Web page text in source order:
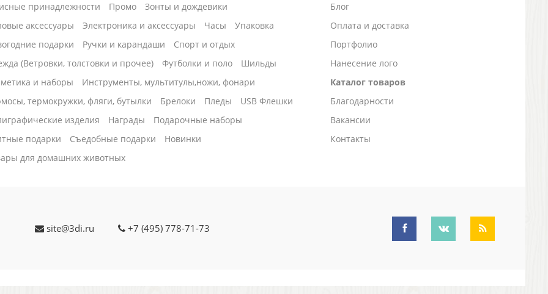
Блог
Оплата и доставка
Портфолио
Нанесение лого
Каталог товаров
Благодарности
Вакансии
Контакты
принадлежности
Промо
Зонты и дождевики
аксессуары
Электроника и аксессуары Часы
Упаковка
подарки
Ручки и карандаши
Спорт и отдых
(Ветровки, толстовки и прочее)
Футболки и поло
Шильды
и наборы
Инструменты, мультитулы,ножи, фонари
термокружки, фляги, бутылки
Брелоки Пледы
USB Флешки
изделия
Награды
Подарочные наборы
подарки
Cъедобные подарки
Новинки
для домашних животных
site@3di.ru +7 (495) 778-71-73